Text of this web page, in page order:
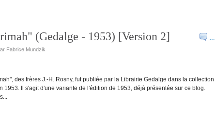
…
(Gedalge - 1953) [Version 2]
Fabrice Mundzik
des frères J.-H. Rosny, fut publiée par la Librairie Gedalge dans la collection
1953. Il s'agit d'une variante de l'édition de 1953, déjà présentée sur ce blog.